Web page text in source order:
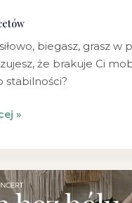
biegasz, grasz w
że brakuje Ci
stabilności?
»